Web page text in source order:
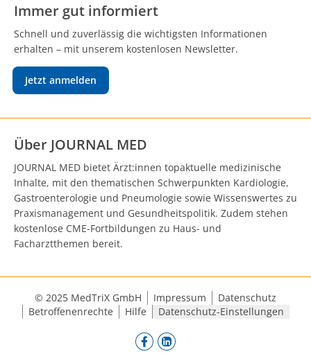
Immer gut informiert
Schnell und zuverlässig die wichtigsten Informationen
erhalten – mit unserem kostenlosen Newsletter.
Jetzt anmelden
Über JOURNAL MED
JOURNAL MED bietet Ärzt:innen topaktuelle medizinische
Inhalte, mit den thematischen Schwerpunkten Kardiologie,
Gastroenterologie und Pneumologie sowie Wissenswertes zu
Praxismanagement und Gesundheitspolitik. Zudem stehen
kostenlose CME-Fortbildungen zu Haus- und
Facharztthemen bereit.
© 2025 MedTriX GmbH Impressum
Datenschutz
Betroffenenrechte
Hilfe Datenschutz-Einstellungen